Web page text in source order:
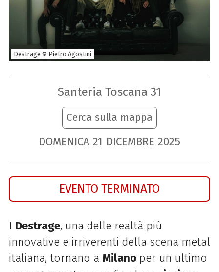
Destrage © Pietro Agostini
Santeria Toscana 31
Cerca sulla mappa
DOMENICA 21 DICEMBRE 2025
EVENTO TERMINATO
I Destrage, una delle realtà più
innovative e irriverenti della scena metal
italiana, tornano a Milano per un ultimo